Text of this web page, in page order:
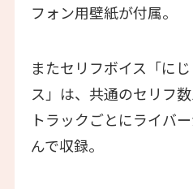
フォン用壁紙が付属。
またセリフボイス「に
ス」は、共通のセリフ数
トラックごとにライバ
んで収録。